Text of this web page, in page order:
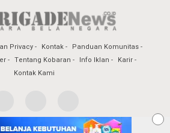
Privacy Kontak
Panduan Komunitas
Tentang Kobaran Info Iklan
Karir
Kontak Kami
- All Rights Reserved.